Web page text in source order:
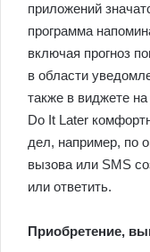
приложений
программа
включая прогноз
в области
также в виджете
Do It Later
дел, например, по
вызова или SMS
или ответить.
Приобретение,